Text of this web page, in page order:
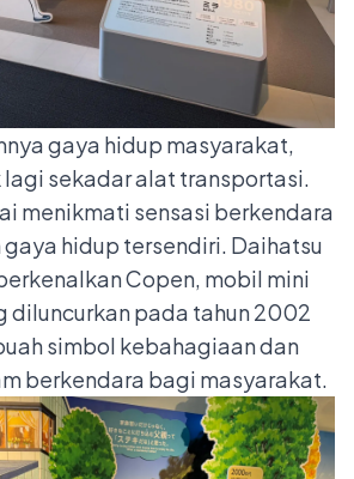
gaya hidup masyarakat,
sekadar alat transportasi.
menikmati sensasi berkendara
hidup tersendiri. Daihatsu
Copen, mobil mini
diluncurkan pada tahun 2002
simbol kebahagiaan dan
berkendara bagi masyarakat.